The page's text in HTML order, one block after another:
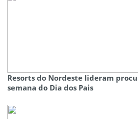
Resorts do Nordeste lideram
semana do Dia dos Pais